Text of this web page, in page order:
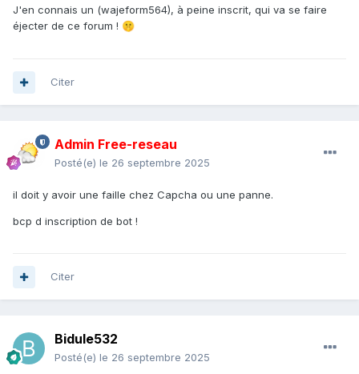
J'en connais un (wajeform564), à peine inscrit, qui va se faire
éjecter de ce forum ! 🤫
Citer
Admin Free-reseau
Posté(e) le 26 septembre 2025
il doit y avoir une faille chez Capcha ou une panne.
bcp d inscription de bot !
Citer
Bidule532
Posté(e) le 26 septembre 2025